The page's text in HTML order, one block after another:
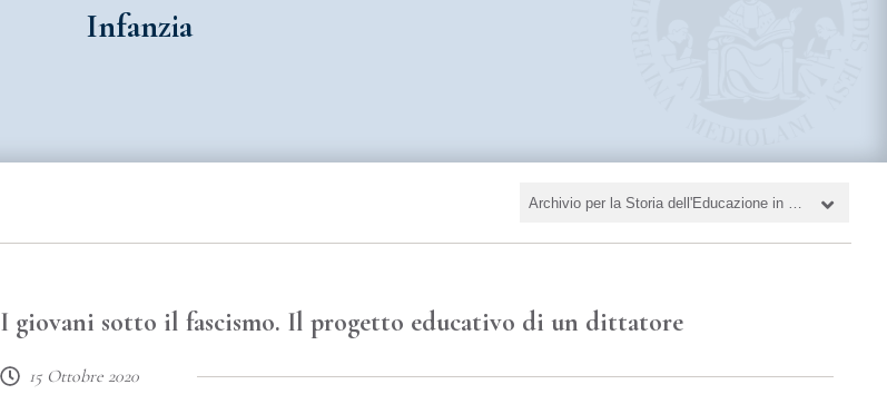
Infanzia
I giovani sotto il fascismo. Il progetto educativo di un dittatore
15 Ottobre 2020